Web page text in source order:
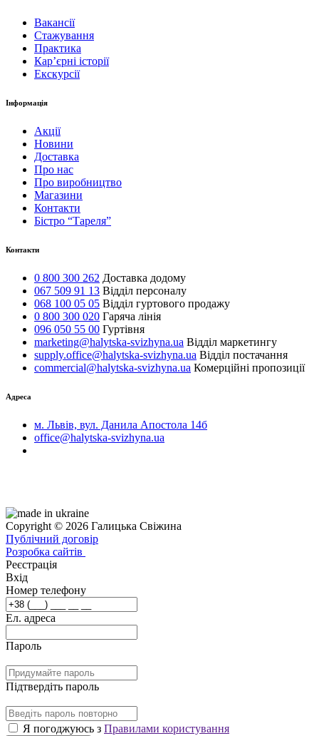
Вакансії
Стажування
Практика
Карʼєрні історії
Екскурсії
Інформація
Акції
Новини
Доставка
Про нас
Про виробництво
Магазини
Контакти
Бістро “Тареля”
Контакти
0 800 300 262 Доставка додому
067 509 91 13 Відділ персоналу
068 100 05 05 Відділ гуртового продажу
0 800 300 020 Гаряча лінія
096 050 55 00 Гуртівня
marketing@halytska-svizhyna.ua Відділ маркетингу
supply.office@halytska-svizhyna.ua Відділ постачання
commercial@halytska-svizhyna.ua Комерційні пропозиції
Адреса
м. Львів, вул. Данила Апостола 14б
office@halytska-svizhyna.ua
Copyright © 2026 Галицька Свіжина
Публічний договір
Розробка сайтів
Реєстрація
Вхід
Номер телефону
Ел. адреса
Пароль
Підтвердіть пароль
Я погоджуюсь з Правилами користування